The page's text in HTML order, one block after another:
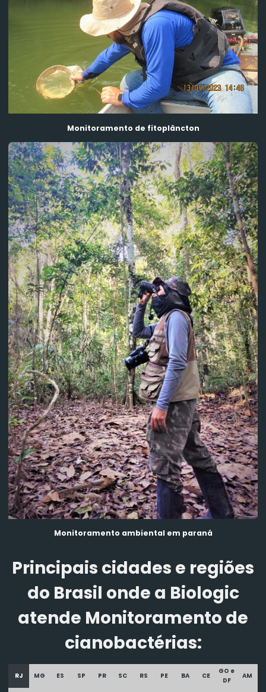
Monitoramento de fitoplâncton
Monitoramento ambiental em paraná
Principais cidades e regiões
do Brasil onde a Biologic
atende Monitoramento de
cianobactérias:
RJ MG ES SP PR SC RS PE BA CE
GO e
DF
AM